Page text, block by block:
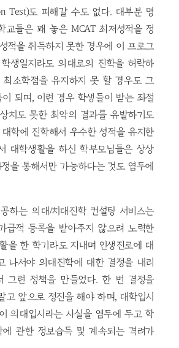
Test)도 피해갈 수도 없다. 대부분 명
교들은 꽤 놓은 MCAT 최저성적을 정
적을 취득하지 못한 경우에 이 프로그
생일지라도 의대로의 진학을 허락하
소학점을 유지하지 못 할 경우도 그
이 되며, 이런 경우 학생들이 받는 좌절
치도 못한 최악의 결과를 유발하기도
학에 진학해서 우수한 성적을 유지한
대학생활을 하신 학부모님들은 상상
을 통해서만 가능하다는 것도 염두에
하는 의대/치대진학 컨설팅 서비스는
급적 등록을 받아주지 않으려 노력한
을 한 학기라도 지내며 인생진로에 대
나서야 의대진학에 대한 결정을 내리
그런 정책을 만들었다. 한 번 결정을
고 앞으로 정진을 해야 하며, 대학입시
의대입시라는 사실을 염두에 두고 학
에 관한 정보습득 및 계속되는 격려가